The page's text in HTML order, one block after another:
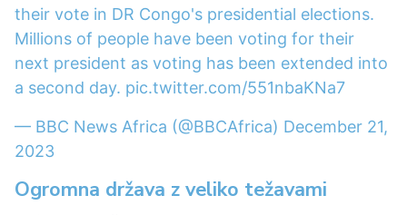
their vote in DR Congo's presidential elections.
Millions of people have been voting for their
next president as voting has been extended into
a second day. pic.twitter.com/551nbaKNa7
— BBC News Africa (@BBCAfrica) December 21,
2023
Ogromna država z veliko težavami